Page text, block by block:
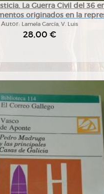
La Guerra Civil del 36
originados en la
Autor: Lamela García, V. Luis
28,00 €